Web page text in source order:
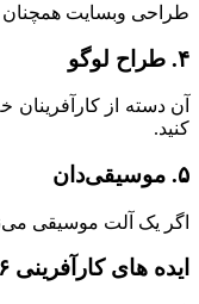
طراحی وبسایت همچنان
۴. طراح لوگو
آن دسته از
کنید.
۵. موسیقی‌دان
اگر یک آلت موسیقی
ایده های کارآفرینی ۶. فروشنده‌ی آثار هنری